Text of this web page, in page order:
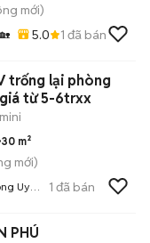
mới)
5.0 1 đã bán
trống lại phòng
từ 5-6trxx
30 m²
mới)
Uy
1 đã bán
PHÚ